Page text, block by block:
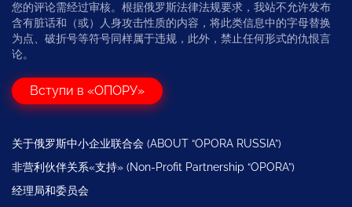
您的评论需经过审核。根据俄罗斯法律法规要求，我站不允许发布
含有脏话和（或）人身攻击性质的内容，将此类信息中的字母替换
为点、破折号等符号同样属于违规，此外，禁止任何形式的仇恨言
论。
Вступи в «ОПОРУ»
关于俄罗斯中小企业联合会 (ABOUT “OPORA RUSSIA”)
非营利伙伴关系«支持» (Non-Profit Partnership “OPORA”)
经理局和委员会